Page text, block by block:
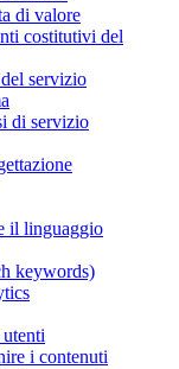
di valore
costitutivi del
servizio
di servizio
il linguaggio
keywords)
i contenuti